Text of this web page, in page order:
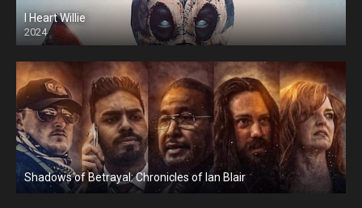
I Heart Willie
2024
Shadows of Betrayal: Chronicles of Ian Blair